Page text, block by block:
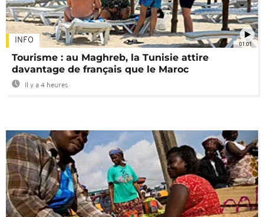
01:01
INFO
Tourisme : au Maghreb, la Tunisie attire
davantage de français que le Maroc
Il y a 4 heures